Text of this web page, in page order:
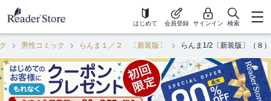
はじめて 会員登録 サインイン 検索
男性コミック らんま１／２ 〔新装版〕 らんま1/2〔新装版〕（８）